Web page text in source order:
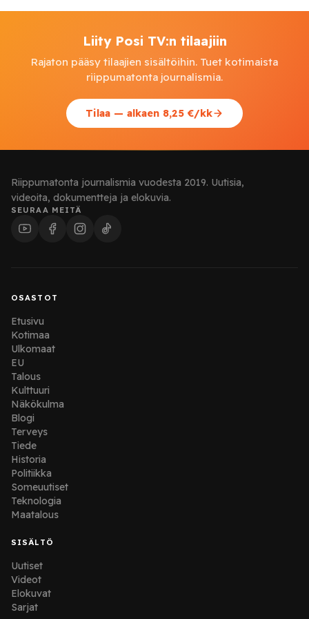
Liity Posi TV:n tilaajiin
Rajaton pääsy tilaajien sisältöihin. Tuet kotimaista
riippumatonta journalismia.
Tilaa — alkaen 8,25 €/kk
Riippumatonta journalismia vuodesta 2019. Uutisia,
videoita, dokumentteja ja elokuvia.
SEURAA MEITÄ
OSASTOT
Etusivu
Kotimaa
Ulkomaat
EU
Talous
Kulttuuri
Näkökulma
Blogi
Terveys
Tiede
Historia
Politiikka
Someuutiset
Teknologia
Maatalous
SISÄLTÖ
Uutiset
Videot
Elokuvat
Sarjat